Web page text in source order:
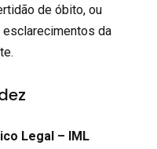
de óbito, ou
da
Legal – IML